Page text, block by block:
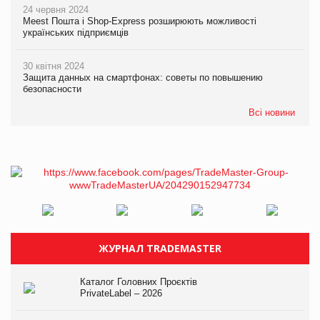
24 червня 2024
Meest Пошта і Shop-Express розширюють можливості
українських підприємців
30 квітня 2024
Защита данных на смартфонах: советы по повышению
безопасности
Всі новини
ЖУРНАЛ TRADEMASTER
Каталог Головних Проєктів
PrivateLabel – 2026